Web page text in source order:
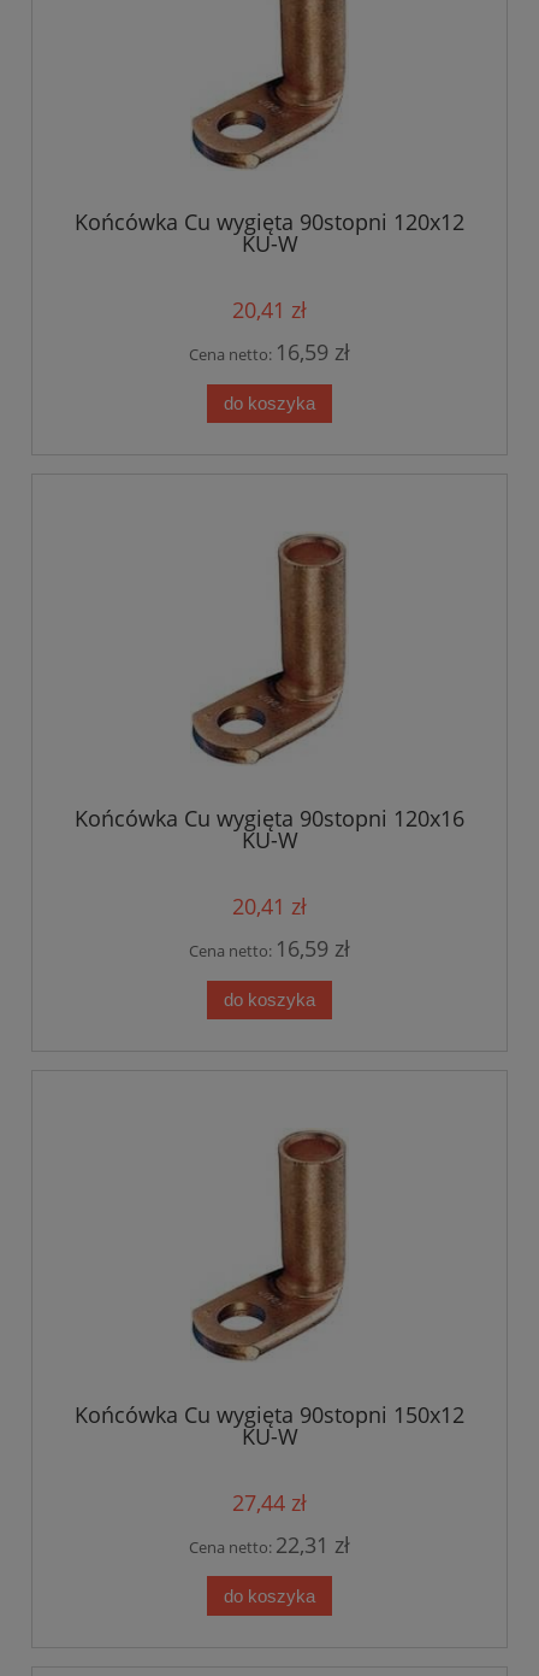
Końcówka Cu wygięta 90stopni 120x12
KU-W
20,41 zł
Cena netto: 16,59 zł
do koszyka
Końcówka Cu wygięta 90stopni 120x16
KU-W
20,41 zł
Cena netto: 16,59 zł
do koszyka
Końcówka Cu wygięta 90stopni 150x12
KU-W
27,44 zł
Cena netto: 22,31 zł
do koszyka